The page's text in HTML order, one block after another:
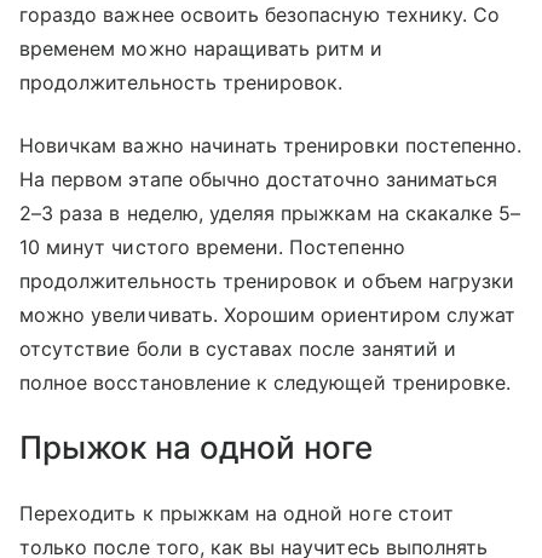
гораздо важнее освоить безопасную технику. Со
временем можно наращивать ритм и
продолжительность тренировок.
Новичкам важно начинать тренировки постепенно.
На первом этапе обычно достаточно заниматься
2–3 раза в неделю, уделяя прыжкам на скакалке 5–
10 минут чистого времени. Постепенно
продолжительность тренировок и объем нагрузки
можно увеличивать. Хорошим ориентиром служат
отсутствие боли в суставах после занятий и
полное восстановление к следующей тренировке.
Прыжок на одной ноге
Переходить к прыжкам на одной ноге стоит
только после того, как вы научитесь выполнять